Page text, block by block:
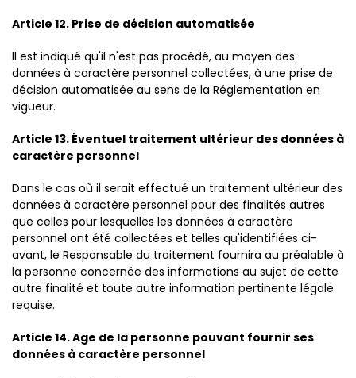
Article 12. Prise de décision automatisée
Il est indiqué qu'il n'est pas procédé, au moyen des
données à caractère personnel collectées, à une prise de
décision automatisée au sens de la Réglementation en
vigueur.
Article 13. Éventuel traitement ultérieur des données à
caractère personnel
Dans le cas où il serait effectué un traitement ultérieur des
données à caractère personnel pour des finalités autres
que celles pour lesquelles les données à caractère
personnel ont été collectées et telles qu'identifiées ci-
avant, le Responsable du traitement fournira au préalable à
la personne concernée des informations au sujet de cette
autre finalité et toute autre information pertinente légale
requise.
Article 14. Age de la personne pouvant fournir ses
données à caractère personnel